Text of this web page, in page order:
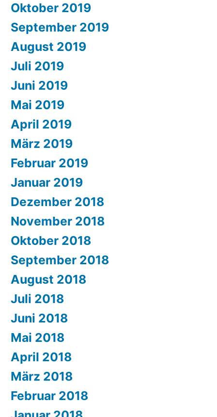
Oktober 2019
September 2019
August 2019
Juli 2019
Juni 2019
Mai 2019
April 2019
März 2019
Februar 2019
Januar 2019
Dezember 2018
November 2018
Oktober 2018
September 2018
August 2018
Juli 2018
Juni 2018
Mai 2018
April 2018
März 2018
Februar 2018